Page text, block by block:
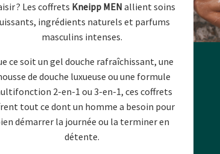
? Les coffrets Kneipp MEN allient soins
ingrédients naturels et parfums
masculins intenses.
ce soit un gel douche rafraîchissant, une
de douche luxueuse ou une formule
2-en-1 ou 3-en-1, ces coffrets
tout ce dont un homme a besoin pour
démarrer la journée ou la terminer en
détente.